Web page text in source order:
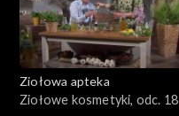
Ziołowa apteka
Ziołowe kosmetyki, odc. 18